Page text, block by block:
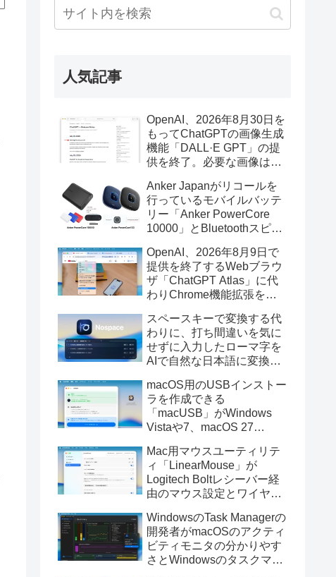
人気記事
OpenAI、2026年8月30日を
もってChatGPTの画像生成
機能「DALL·E GPT」の提
供を終了。必要な画像は期
Anker Japanがリコールを
行っているモバイルバッテ
リー「Anker PowerCore
10000」とBluetoothスピー
辺を焼損する火災が6月に3
件発生していたそうなので
注意を。
OpenAI、2026年8月9日で
提供を終了するWebブラウ
ザ「ChatGPT Atlas」に代
わりChrome機能拡張をア
画の質問やAsk ChatGPT機
能を追加。
スペースキーで変換する代
わりに、打ち間違いを気に
せずに入力したローマ字を
AIで自然な日本語に変換し
力アプリ「Nospace」がリ
リース。
macOS用のUSBインストー
ラを作成できる
「macUSB」がWindows
Vistaや7、macOS 27
トーラの作成に対応。
Mac用マウスユーティリテ
ィ「LinearMouse」が
Logitech Boltレシーバー経
由のマウス設定とワイヤレ
ックボールに対応。
WindowsのTask Managerの
開発者がmacOSのアクティ
ビティモニタの分かりやす
さとWindowsのタスクマネ